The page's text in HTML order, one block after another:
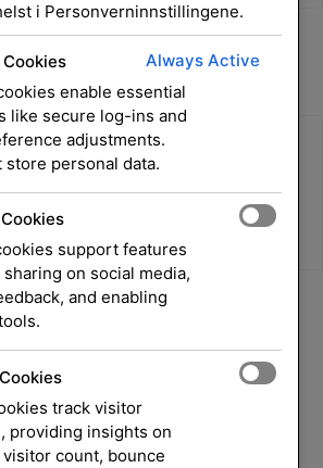
(X)
SVC Cartridge PageWide
Legg i handlekurv
i Personverninnstillingene.
Always Active
enable essential
like secure log-ins and
adjustments.
store personal data.
support features
on social media,
and enabling
track visitor
providing insights on
count, bounce